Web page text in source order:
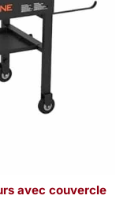
avec couvercle